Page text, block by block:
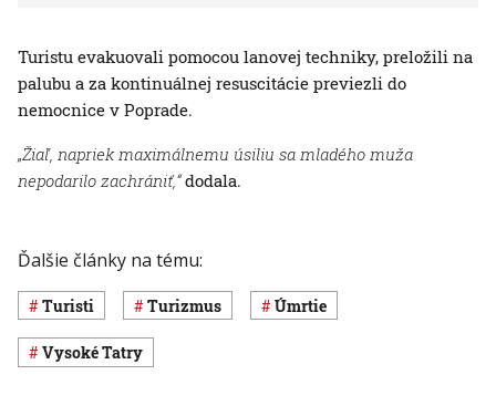
Turistu evakuovali pomocou lanovej techniky, preložili na
palubu a za kontinuálnej resuscitácie previezli do
nemocnice v Poprade.
„Žiaľ, napriek maximálnemu úsiliu sa mladého muža
nepodarilo zachrániť,“dodala.
Ďalšie články na tému:
turisti turizmus úmrtie
Vysoké Tatry